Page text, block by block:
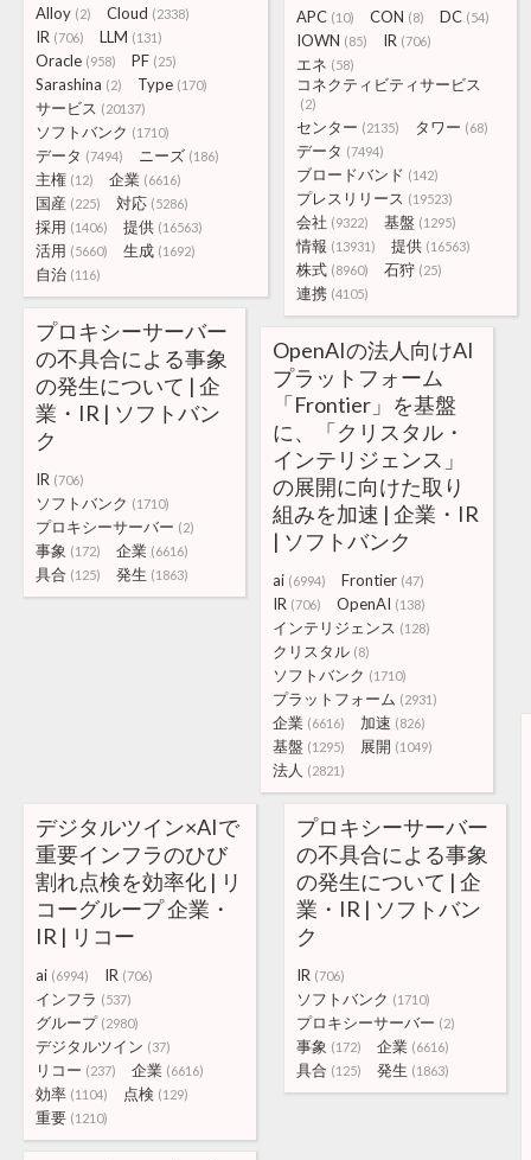
Alloy (2) Cloud (2338)
IR (706) LLM (131)
Oracle (958) PF (25)
Sarashina (2) Type (170)
サービス (20137)
ソフトバンク (1710)
データ (7494) ニーズ (186)
主権 (12) 企業 (6616)
国産 (225) 対応 (5286)
採用 (1406) 提供 (16563)
活用 (5660) 生成 (1692)
自治 (116)
APC (10) CON (8) DC (54)
IOWN (85) IR (706)
エネ (58)
コネクティビティサービス
(2)
センター (2135) タワー (68)
データ (7494)
ブロードバンド (142)
プレスリリース (19523)
会社 (9322) 基盤 (1295)
情報 (13931) 提供 (16563)
株式 (8960) 石狩 (25)
連携 (4105)
プロキシーサーバー
の不具合による事象
の発生について | 企
業・IR | ソフトバン
ク
IR (706)
ソフトバンク (1710)
プロキシーサーバー (2)
事象 (172) 企業 (6616)
具合 (125) 発生 (1863)
OpenAIの法人向けAI
プラットフォーム
「Frontier」を基盤
に、「クリスタル・
インテリジェンス」
の展開に向けた取り
組みを加速 | 企業・IR
| ソフトバンク
ai (6994) Frontier (47)
IR (706) OpenAI (138)
インテリジェンス (128)
クリスタル (8)
ソフトバンク (1710)
プラットフォーム (2931)
企業 (6616) 加速 (826)
基盤 (1295) 展開 (1049)
法人 (2821)
デジタルツイン×AIで
重要インフラのひび
割れ点検を効率化 | リ
コーグループ 企業・
IR | リコー
ai (6994) IR (706)
インフラ (537)
グループ (2980)
デジタルツイン (37)
リコー (237) 企業 (6616)
効率 (1104) 点検 (129)
重要 (1210)
プロキシーサーバー
の不具合による事象
の発生について | 企
業・IR | ソフトバン
ク
IR (706)
ソフトバンク (1710)
プロキシーサーバー (2)
事象 (172) 企業 (6616)
具合 (125) 発生 (1863)